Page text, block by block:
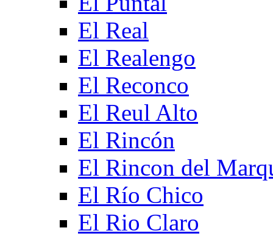
El Real
El Realengo
El Reconco
El Reul Alto
El Rincón
El Rincon del
El Río Chico
El Rio Claro